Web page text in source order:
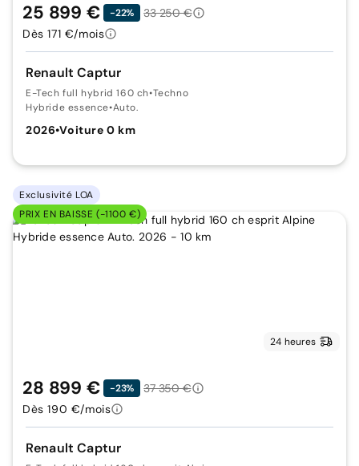
Renault Captur
E-Tech full hybrid 160 ch•Techno
Hybride essence•Auto.
2026•Voiture 0 km
25 899 € -22%
33 250 €
Dès 171 €/mois
Exclusivité LOA
PRIX EN BAISSE (-1100 €)
24 heures
Renault Captur
28 899 € -23%
37 350 €
Dès 190 €/mois